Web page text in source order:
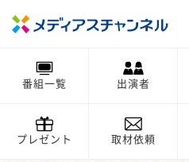
番組一覧 出演者
プレゼント 取材依頼